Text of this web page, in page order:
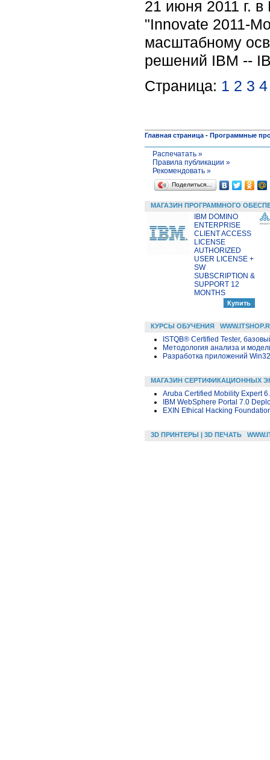
21 июня 2011 г.
"Innovate 2011-
масштабному
решений IBM --
Страница: 1 2 3 4
Главная страница - Программные
Распечатать »
Правила публикации »
Рекомендовать »
Поделиться…
МАГАЗИН ПРОГРАММНОГО
IBM DOMINO
ENTERPRISE
CLIENT ACCESS
LICENSE
AUTHORIZED
USER LICENSE +
SW
SUBSCRIPTION &
SUPPORT 12
MONTHS
КУРСЫ ОБУЧЕНИЯ
ISTQB® Certified Tester,
Методология анализа и
Разработка приложений
МАГАЗИН СЕРТИФИКАЦИОННЫХ
Aruba Certified Mobility Expert
IBM WebSphere Portal 7.0
EXIN Ethical Hacking
3D ПРИНТЕРЫ | 3D ПЕЧАТЬ